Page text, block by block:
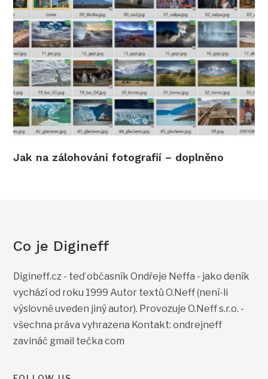
Jak na zálohování fotografií – doplněno
Co je Digineff
Digineff.cz - teď občasník Ondřeje Neffa - jako deník
vychází od roku 1999 Autor textů O.Neff (není-li
výslovně uveden jiný autor). Provozuje O.Neff s.r.o. -
všechna práva vyhrazena Kontakt: ondrejneff
zavináč gmail tečka com